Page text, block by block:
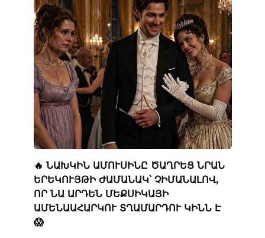
🔥 ՆԱԽԿԻՆ ԱՄՈՒՍԻՆԸ ԾԱՂՐԵՑ ՆՐԱՆ
ԵՐԵԿՈՒՅԹԻ ԺԱՄԱՆԱԿ՝ ՉԻՄԱՆԱԼՈՎ,
ՈՐ ՆԱ ԱՐԴԵՆ ՄԵՔՍԻԿԱՅԻ
ԱՄԵՆԱԱՀԱՐԿՈՒ ՏՂԱՄԱՐԴՈՒ ԿԻՆՆ Է
😱